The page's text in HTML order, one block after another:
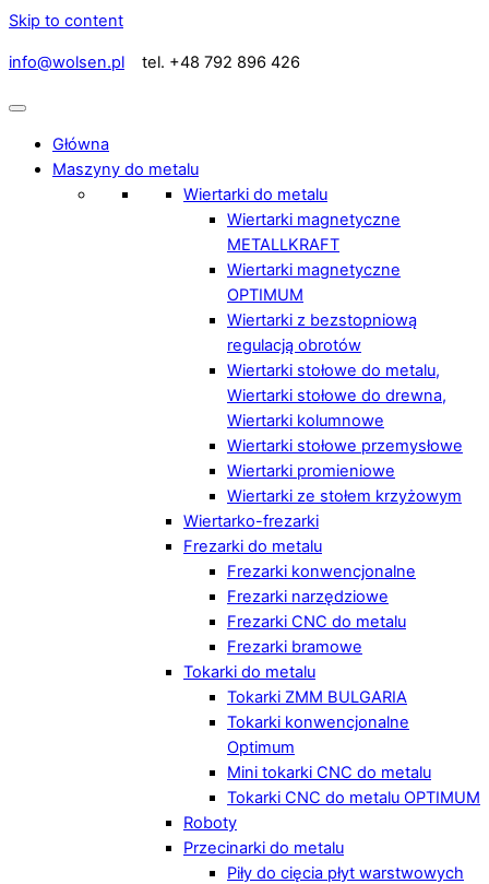
Skip to content
info@wolsen.pl tel. +48 792 896 426
Główna
Maszyny do metalu
Wiertarki do metalu
Wiertarki magnetyczne
METALLKRAFT
Wiertarki magnetyczne
OPTIMUM
Wiertarki z bezstopniową
regulacją obrotów
Wiertarki stołowe do metalu,
Wiertarki stołowe do drewna,
Wiertarki kolumnowe
Wiertarki stołowe przemysłowe
Wiertarki promieniowe
Wiertarki ze stołem krzyżowym
Wiertarko-frezarki
Frezarki do metalu
Frezarki konwencjonalne
Frezarki narzędziowe
Frezarki CNC do metalu
Frezarki bramowe
Tokarki do metalu
Tokarki ZMM BULGARIA
Tokarki konwencjonalne
Optimum
Mini tokarki CNC do metalu
Tokarki CNC do metalu OPTIMUM
Roboty
Przecinarki do metalu
Piły do cięcia płyt warstwowych